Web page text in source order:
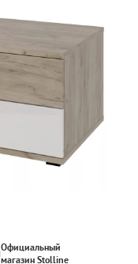
Официальный
магазин Stolline